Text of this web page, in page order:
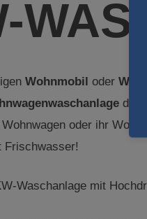
Wohnmobil oder
der
oder ihr
Frischwasser!
Waschanlage mit